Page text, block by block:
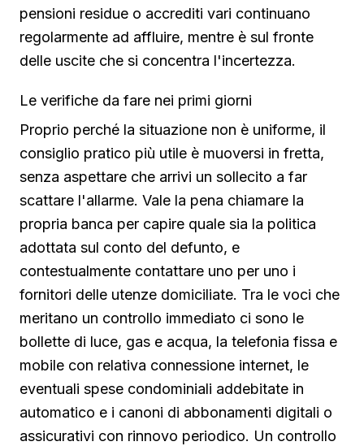
pensioni residue o accrediti vari continuano
regolarmente ad affluire, mentre è sul fronte
delle uscite che si concentra l'incertezza.
Le verifiche da fare nei primi giorni
Proprio perché la situazione non è uniforme, il
consiglio pratico più utile è muoversi in fretta,
senza aspettare che arrivi un sollecito a far
scattare l'allarme. Vale la pena chiamare la
propria banca per capire quale sia la politica
adottata sul conto del defunto, e
contestualmente contattare uno per uno i
fornitori delle utenze domiciliate. Tra le voci che
meritano un controllo immediato ci sono le
bollette di luce, gas e acqua, la telefonia fissa e
mobile con relativa connessione internet, le
eventuali spese condominiali addebitate in
automatico e i canoni di abbonamenti digitali o
assicurativi con rinnovo periodico. Un controllo